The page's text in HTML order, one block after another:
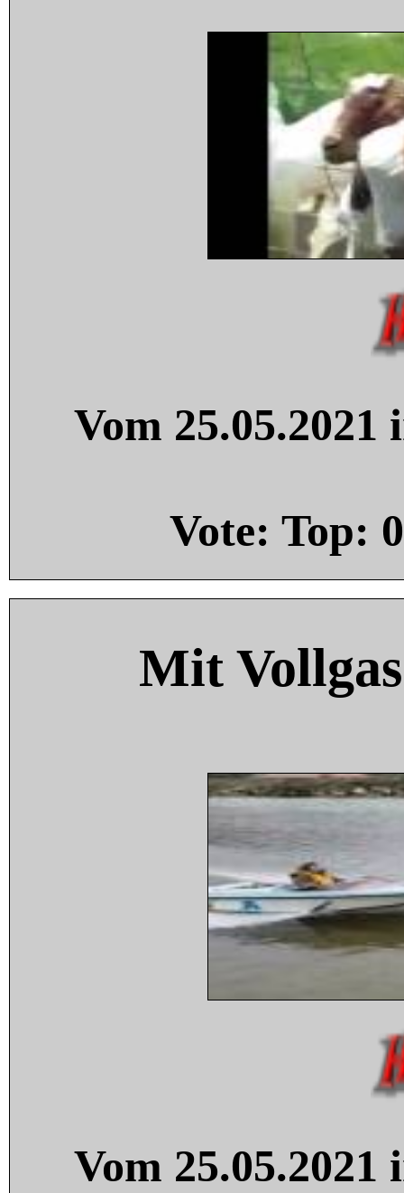
Vom
Vote: Top: 0
Mit
Vom